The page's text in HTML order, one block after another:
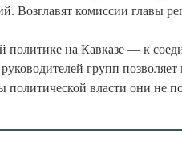
Возглавят комиссии главы
политике на Кавказе — к
групп
власти они не